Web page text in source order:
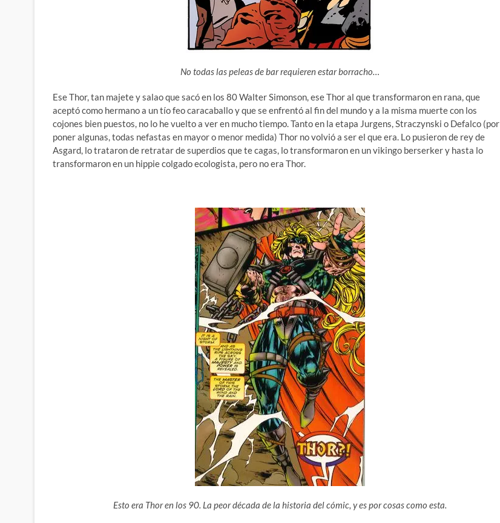
No todas las peleas de bar requieren estar borracho…
Ese Thor, tan majete y salao que sacó en los 80 Walter Simonson, ese Thor al que transformaron en rana, que
aceptó como hermano a un tío feo caracaballo y que se enfrentó al fin del mundo y a la misma muerte con los
cojones bien puestos, no lo he vuelto a ver en mucho tiempo. Tanto en la etapa Jurgens, Straczynski o Defalco (por
poner algunas, todas nefastas en mayor o menor medida) Thor no volvió a ser el que era. Lo pusieron de rey de
Asgard, lo trataron de retratar de superdios que te cagas, lo transformaron en un vikingo berserker y hasta lo
transformaron en un hippie colgado ecologista, pero no era Thor.
Esto era Thor en los 90. La peor década de la historia del cómic, y es por cosas como esta.